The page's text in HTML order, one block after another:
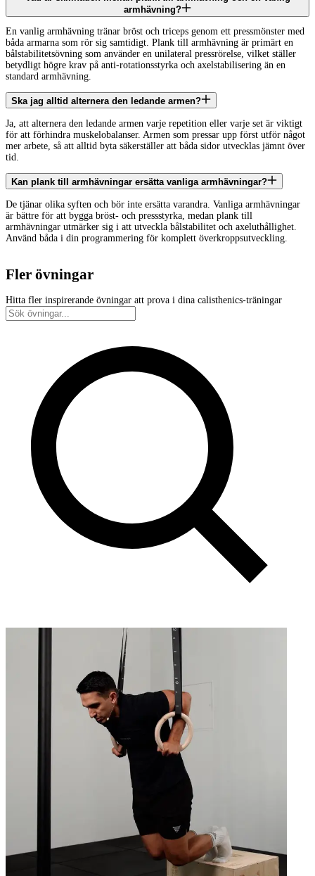
armhävning?
En vanlig armhävning tränar bröst och triceps genom ett pressmönster med
båda armarna som rör sig samtidigt. Plank till armhävning är primärt en
bålstabilitetsövning som använder en unilateral pressrörelse, vilket ställer
betydligt högre krav på anti-rotationsstyrka och axelstabilisering än en
standard armhävning.
Ska jag alltid alternera den ledande armen?
Ja, att alternera den ledande armen varje repetition eller varje set är viktigt
för att förhindra muskelobalanser. Armen som pressar upp först utför något
mer arbete, så att alltid byta säkerställer att båda sidor utvecklas jämnt över
tid.
Kan plank till armhävningar ersätta vanliga armhävningar?
De tjänar olika syften och bör inte ersätta varandra. Vanliga armhävningar
är bättre för att bygga bröst- och pressstyrka, medan plank till
armhävningar utmärker sig i att utveckla bålstabilitet och axeluthållighet.
Använd båda i din programmering för komplett överkroppsutveckling.
Fler övningar
Hitta fler inspirerande övningar att prova i dina calisthenics-träningar